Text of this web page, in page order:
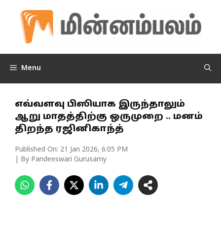
content
Menu
எவ்வளவு பிஸியாக இருந்தாலும்
ஆறு மாதத்திற்கு ஒருமுறை .. மனம்
திறந்த ரஜினிகாந்த்
Published On: 21 Jan 2026, 6:05 PM
| By Pandeeswari Gurusamy